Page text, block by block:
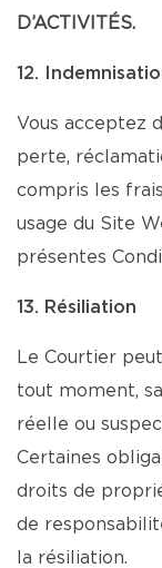
D’ACTIVITÉS.
12.
Vous acceptez
perte,
compris les
usage du Site
présentes
13. Résiliation
Le Courtier
tout moment,
réelle ou
Certaines
droits de
de
la résiliation.